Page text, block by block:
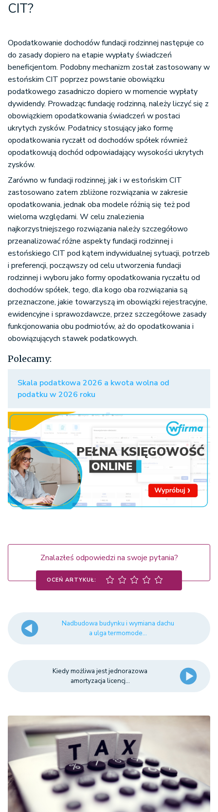
CIT?
Opodatkowanie dochodów fundacji rodzinnej następuje co
do zasady dopiero na etapie wypłaty świadczeń
beneficjentom. Podobny mechanizm został zastosowany w
estońskim CIT poprzez powstanie obowiązku
podatkowego zasadniczo dopiero w momencie wypłaty
dywidendy. Prowadząc fundację rodzinną, należy liczyć się z
obowiązkiem opodatkowania świadczeń w postaci
ukrytych zysków. Podatnicy stosujący jako formę
opodatkowania ryczałt od dochodów spółek również
opodatkowują dochód odpowiadający wysokości ukrytych
zysków.
Zarówno w fundacji rodzinnej, jak i w estońskim CIT
zastosowano zatem zbliżone rozwiązania w zakresie
opodatkowania, jednak oba modele różnią się też pod
wieloma względami. W celu znalezienia
najkorzystniejszego rozwiązania należy szczegółowo
przeanalizować różne aspekty fundacji rodzinnej i
estońskiego CIT pod kątem indywidualnej sytuacji, potrzeb
i preferencji, począwszy od celu utworzenia fundacji
rodzinnej i wyboru jako formy opodatkowania ryczałtu od
dochodów spółek, tego, dla kogo oba rozwiązania są
przeznaczone, jakie towarzyszą im obowiązki rejestracyjne,
ewidencyjne i sprawozdawcze, przez szczegółowe zasady
funkcjonowania obu podmiotów, aż do opodatkowania i
obowiązujących stawek podatkowych.
Polecamy:
Skala podatkowa 2026 a kwota wolna od
podatku w 2026 roku
Znalazłeś odpowiedzi na swoje pytania?
OCEŃ ARTYKUŁ:
Nadbudowa budynku i wymiana dachu
a ulga termomode...
Kiedy możliwa jest jednorazowa
amortyzacja licencj...